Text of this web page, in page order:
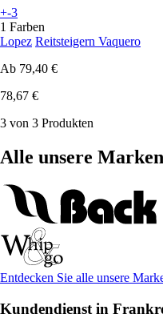
+-3
1 Farben
Lopez Reitsteigern Vaquero
Ab 79,40 €
78,67 €
3 von 3 Produkten
Alle unsere Marken
Entdecken Sie alle unsere
Kundendienst in